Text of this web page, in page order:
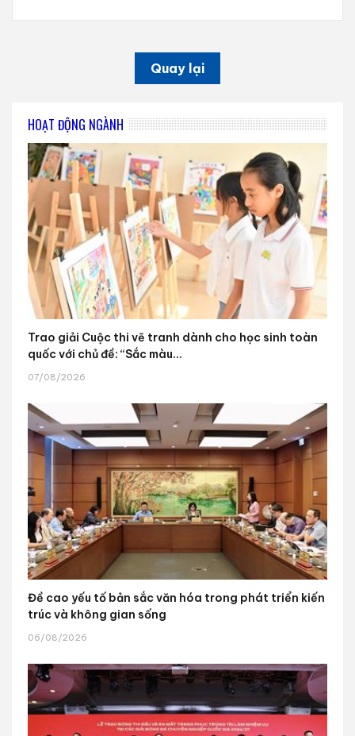
Quay lại
HOẠT ĐỘNG NGÀNH
Trao giải Cuộc thi vẽ tranh dành cho học sinh toàn
quốc với chủ đề: “Sắc màu...
07/08/2026
Đề cao yếu tố bản sắc văn hóa trong phát triển kiến
trúc và không gian sống
06/08/2026